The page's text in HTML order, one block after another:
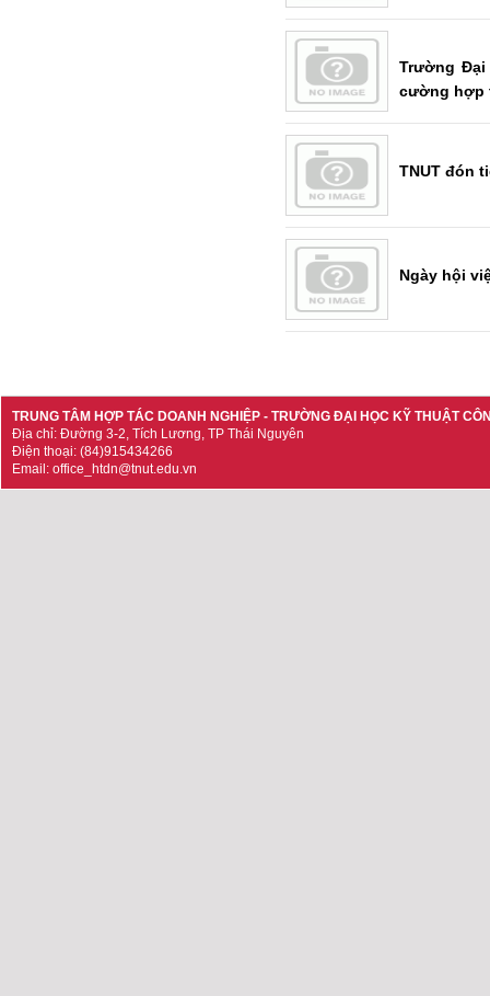
Trường Đại
cường hợp
TNUT đón
Ngày hội
TRUNG TÂM HỢP TÁC DOANH NGHIỆP - TRƯỜNG ĐẠI HỌC KỸ THUẬT
Địa chỉ: Đường 3-2, Tích Lương, TP Thái Nguyên
Điện thoại: (84)915434266
Email: office_htdn@tnut.edu.vn